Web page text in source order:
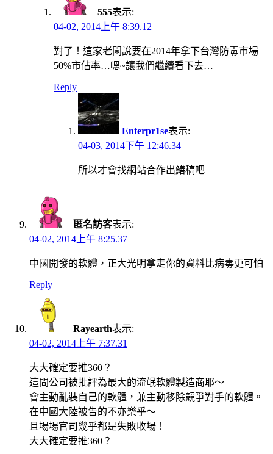
555表示:
04-02, 2014上午 8:39.12
對了！這家老闆說要在2014年拿下台灣防毒市場
50%市佔率…嗯~讓我們繼續看下去…
Reply
Enterpr1se表示:
04-03, 2014下午 12:46.34
所以才會找網站合作出鱔稿吧
匿名訪客表示:
04-02, 2014上午 8:25.37
中國開發的軟體，正大光明拿走你的資料比病毒更可怕
Reply
Rayearth表示:
04-02, 2014上午 7:37.31
大大確定要推360？
這間公司被批評為最大的流氓軟體製造商耶～
會主動亂裝自己的軟體，兼主動移除競爭對手的軟體。
在中國大陸被告的不亦樂乎～
且場場官司幾乎都是失敗收場！
大大確定要推360？